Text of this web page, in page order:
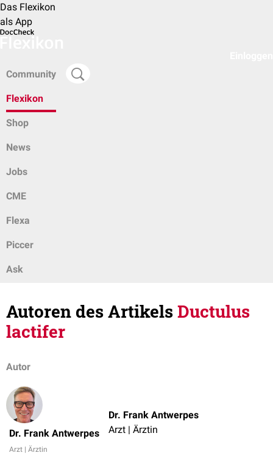
Das Flexikon
als App
Community
Flexikon
Shop
News
Jobs
CME
Flexa
Piccer
Ask
Autoren des ArtikelsDuctulus
lactifer
Autor
Dr. Frank Antwerpes
Arzt | Ärztin
Dr. Frank Antwerpes
Arzt | Ärztin